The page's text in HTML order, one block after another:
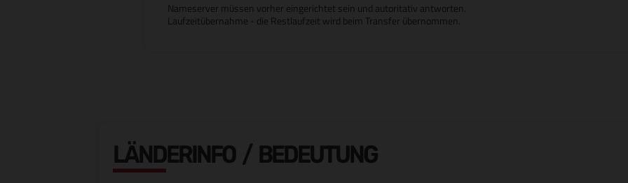
Nameserver müssen vorher eingerichtet sein und autoritativ antworten.
Laufzeitübernahme - die Restlaufzeit wird beim Transfer übernommen.
LÄNDERINFO / BEDEUTUNG